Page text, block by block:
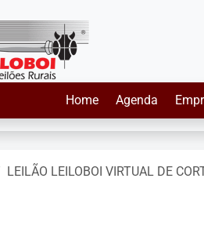
Home Agenda
LEILÃO LEILOBOI VIRTUAL DE